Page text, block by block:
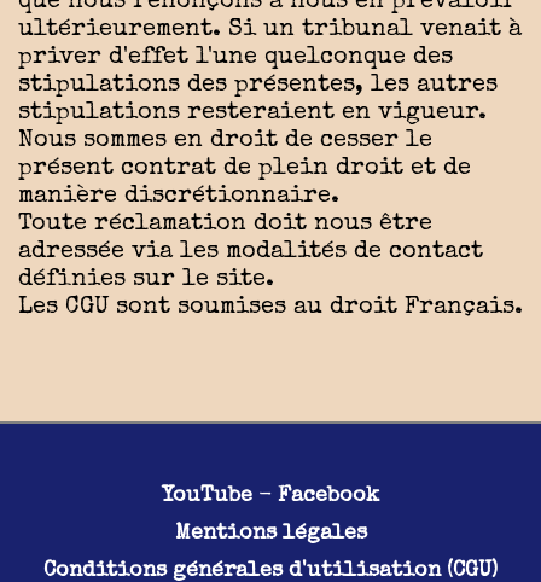
ultérieurement. Si un tribunal venait à
priver d'effet l'une quelconque des
stipulations des présentes, les autres
stipulations resteraient en vigueur.
Nous sommes en droit de cesser le
présent contrat de plein droit et de
manière discrétionnaire.
Toute réclamation doit nous être
adressée via les modalités de contact
définies sur le site.
Les CGU sont soumises au droit Français.
YouTube - Facebook
Mentions légales
Conditions générales d'utilisation (CGU)